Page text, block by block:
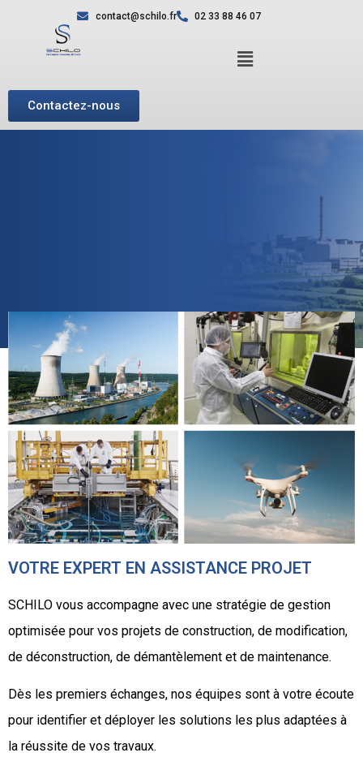
contact@schilo.fr 02 33 88 46 07
Contactez-nous
VOTRE EXPERT EN ASSISTANCE PROJET
SCHILO vous accompagne avec une stratégie de gestion
optimisée pour vos projets de construction, de modification,
de déconstruction, de démantèlement et de maintenance.
Dès les premiers échanges, nos équipes sont à votre écoute
pour identifier et déployer les solutions les plus adaptées à
la réussite de vos travaux.